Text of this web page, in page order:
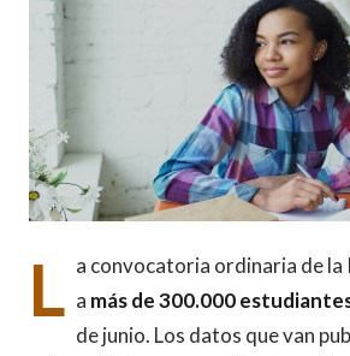
L a convocatoria ordinaria de la
a más de 300.000
de junio. Los datos que van